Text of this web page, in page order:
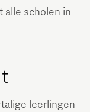
alle scholen in
leerlingen